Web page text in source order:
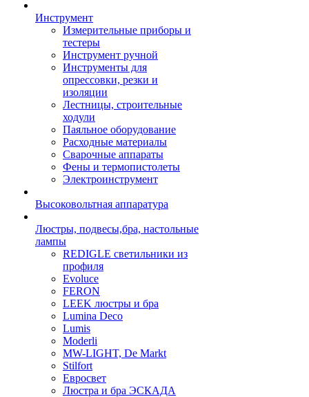
Инструмент
Измерительные приборы и
тестеры
Инструмент ручной
Инструменты для
опрессовки, резки и
изоляции
Лестницы, строительные
ходули
Паяльное оборудование
Расходные материалы
Сварочные аппараты
Фены и термопистолеты
Электроинструмент
Высоковольтная аппаратура
Люстры, подвесы,бра, настольные
лампы
REDIGLE светильники из
профиля
Evoluce
FERON
LEEK люстры и бра
Lumina Deco
Lumis
Moderli
MW-LIGHT, De Markt
Stilfort
Евросвет
Люстра и бра ЭСКАДА